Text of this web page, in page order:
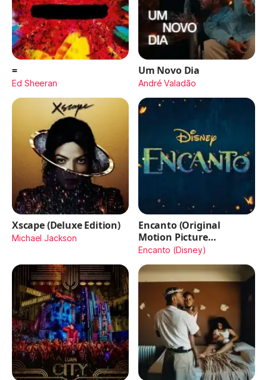
=
Ed Sheeran
Um Novo Dia
André Valadão
Xscape (Deluxe Edition)
Michael Jackson
Encanto (Original
Motion Picture
Soundtrack)
Encanto (Disney)